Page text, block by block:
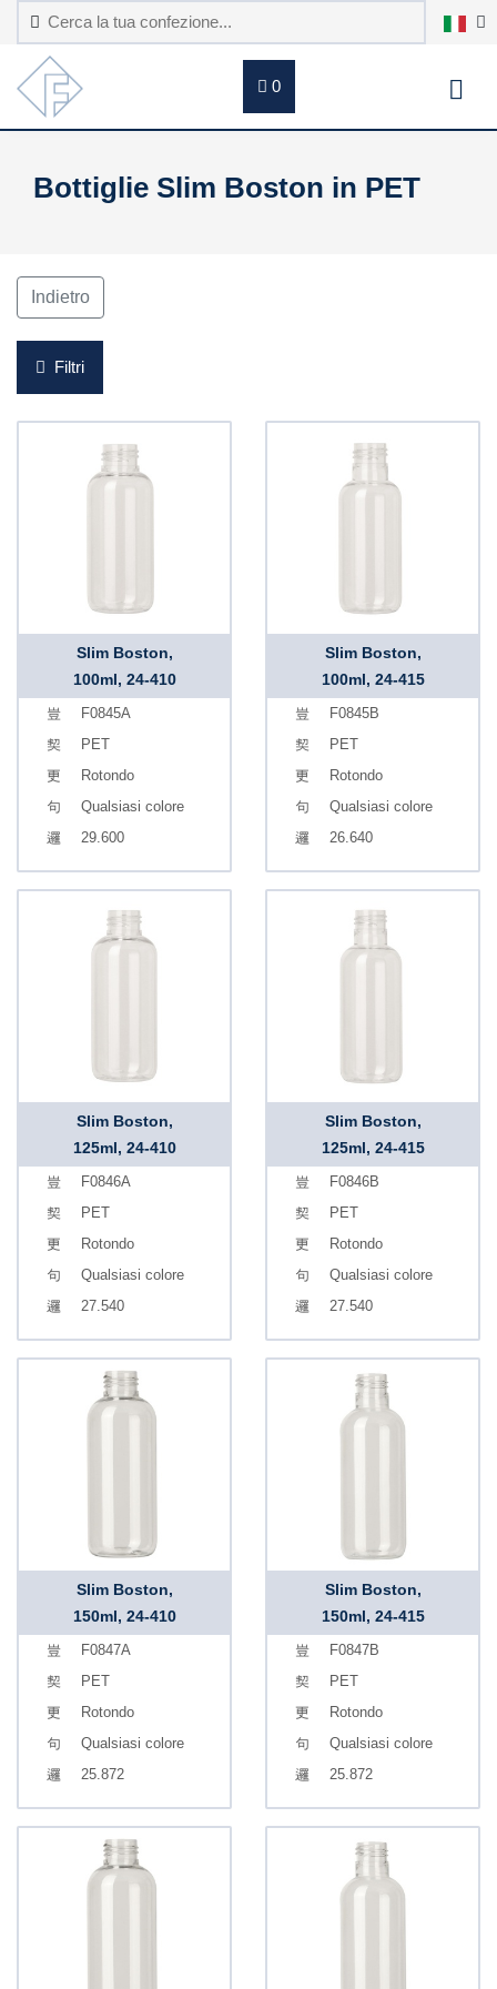
0
Bottiglie Slim Boston in PET
Indietro
Filtri
Slim Boston,
100ml, 24-410
F0845A
PET
Rotondo
Qualsiasi colore
29.600
Slim Boston,
100ml, 24-415
F0845B
PET
Rotondo
Qualsiasi colore
26.640
Slim Boston,
125ml, 24-410
F0846A
PET
Rotondo
Qualsiasi colore
27.540
Slim Boston,
125ml, 24-415
F0846B
PET
Rotondo
Qualsiasi colore
27.540
Slim Boston,
150ml, 24-410
F0847A
PET
Rotondo
Qualsiasi colore
25.872
Slim Boston,
150ml, 24-415
F0847B
PET
Rotondo
Qualsiasi colore
25.872